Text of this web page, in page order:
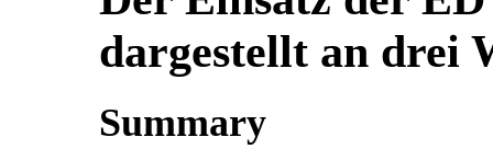
dargestellt an drei
Summary